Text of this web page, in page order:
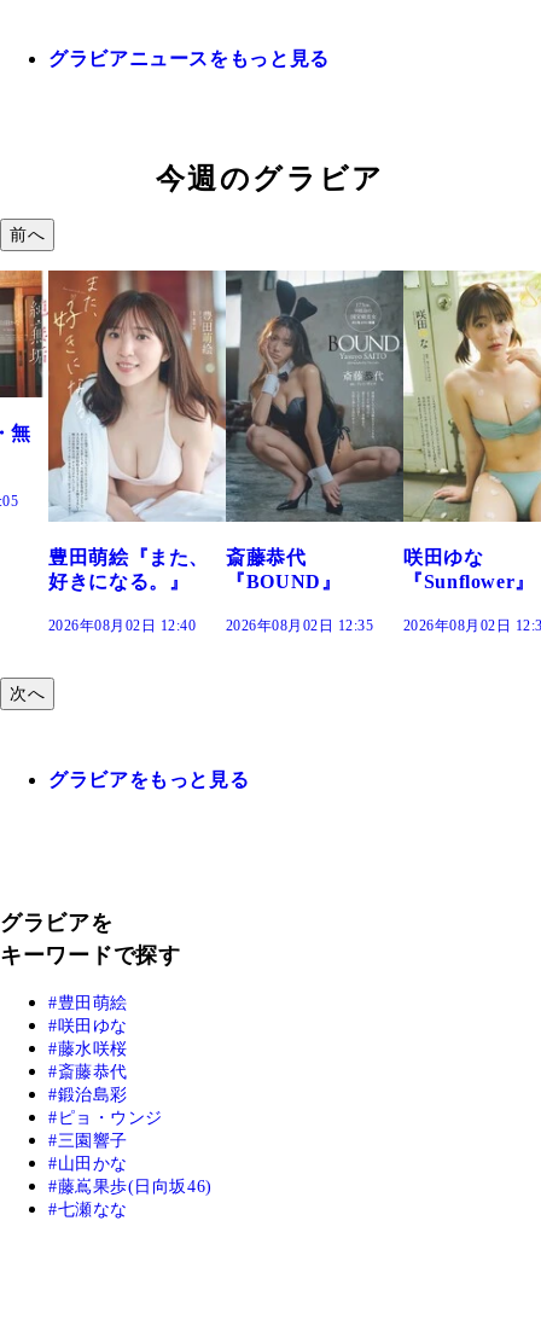
グラビアニュースをもっと見る
今週のグラビア
前へ
『また、
る。』
02日 12:40
斎藤恭代
『BOUND』
2026年08月02日 12:35
咲田ゆな
『Sunflower』
2026年08月02日 12:30
藤水咲
だまり』
2026年08
次へ
グラビアをもっと見る
グラビアを
キーワードで探す
豊田萌絵
咲田ゆな
藤水咲桜
斎藤恭代
鍛治島彩
ピョ・ウンジ
三園響子
山田かな
藤嶌果歩(日向坂46)
七瀬なな